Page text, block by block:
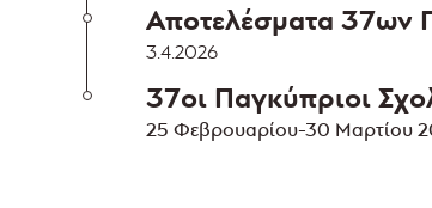
Αποτελέσματα 37ων
3.4.2026
37οι Παγκύπριοι
25 Φεβρουαρίου-30 Μαρτίου